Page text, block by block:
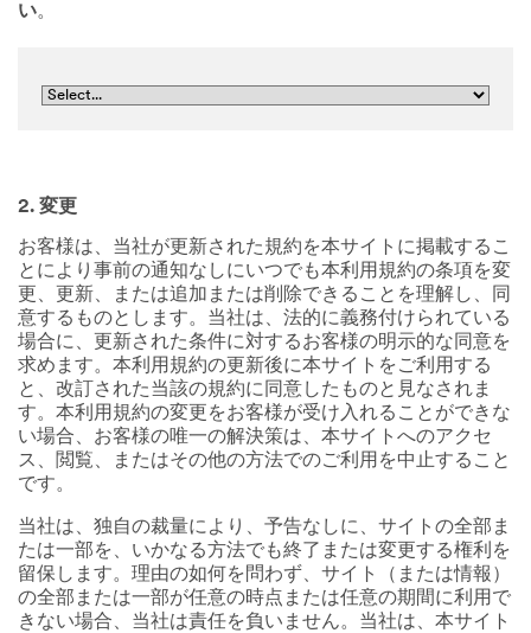
い。
2. 変更
お客様は、当社が更新された規約を本サイトに掲載するこ
とにより事前の通知なしにいつでも本利用規約の条項を変
更、更新、または追加または削除できることを理解し、同
意するものとします。当社は、法的に義務付けられている
場合に、更新された条件に対するお客様の明示的な同意を
求めます。本利用規約の更新後に本サイトをご利用する
と、改訂された当該の規約に同意したものと見なされま
す。本利用規約の変更をお客様が受け入れることができな
い場合、お客様の唯一の解決策は、本サイトへのアクセ
ス、閲覧、またはその他の方法でのご利用を中止すること
です。
当社は、独自の裁量により、予告なしに、サイトの全部ま
たは一部を、いかなる方法でも終了または変更する権利を
留保します。理由の如何を問わず、サイト（または情報）
の全部または一部が任意の時点または任意の期間に利用で
きない場合、当社は責任を負いません。当社は、本サイト